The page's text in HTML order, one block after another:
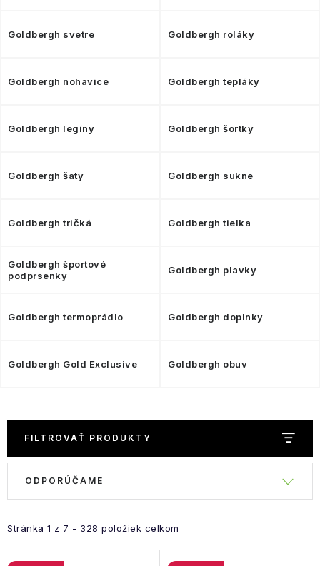
Goldbergh svetre Goldbergh roláky
Goldbergh nohavice Goldbergh tepláky
Goldbergh legíny Goldbergh šortky
Goldbergh šaty Goldbergh sukne
Goldbergh tričká Goldbergh tielka
Goldbergh športové
podprsenky
Goldbergh plavky
Goldbergh termoprádlo Goldbergh doplnky
Goldbergh Gold Exclusive Goldbergh obuv
FILTROVAŤ PRODUKTY
p
Stránka 1 z 7 - 328 položiek celkom
e
ODPORÚČAME